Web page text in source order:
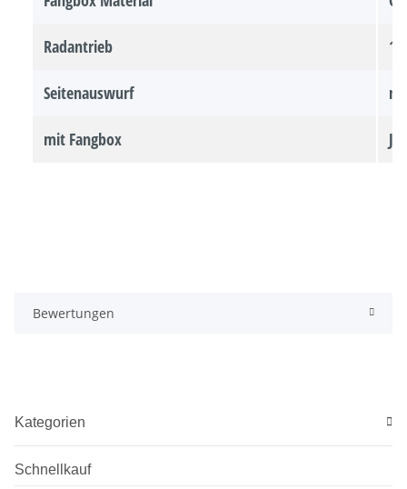
Radantrieb 1-
Seitenauswurf
mit Fangbox Ja
Bewertungen
Kategorien
Schnellkauf